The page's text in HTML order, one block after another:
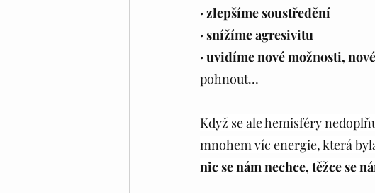
· zlepšíme soustředění
· snížíme agresivitu
· uvidíme nové možnosti,
pohnout…
Když se ale hemisféry
mnohem víc energie, která
nic se nám nechce, těžce se